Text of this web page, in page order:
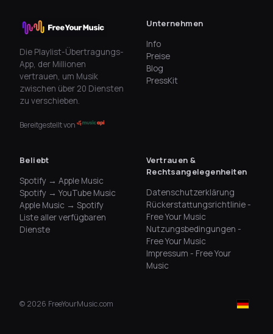
Die Playlist-Übertragungs-
App, der Millionen
vertrauen, um Musik
zwischen über 20 Diensten
zu verschieben.
Bereitgestellt von
Unternehmen
Info
Preise
Blog
PressKit
Beliebt
Spotify → Apple Music
Spotify → YouTube Music
Apple Music → Spotify
Liste aller verfügbaren
Dienste
Vertrauen &
Rechtsangelegenheiten
Datenschutzerklärung
Rückerstattungsrichtlinie -
Free Your Music
Nutzungsbedingungen -
Free Your Music
Impressum - Free Your
Music
© 2026 FreeYourMusic.com